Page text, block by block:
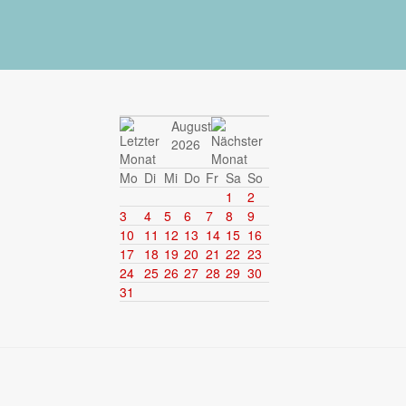
August
2026
Mo Di Mi Do Fr Sa So
1
2
3
4 5 6 7 8
9
10
11 12 13 14 15 16
17 18 19 20 21 22 23
24 25 26 27 28 29 30
31